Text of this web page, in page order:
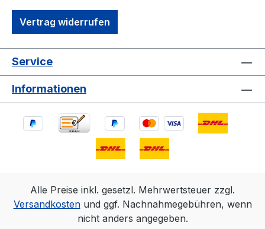
Vertrag widerrufen
Service
Informationen
Alle Preise inkl. gesetzl. Mehrwertsteuer zzgl.
Versandkostenund ggf. Nachnahmegebühren, wenn
nicht anders angegeben.